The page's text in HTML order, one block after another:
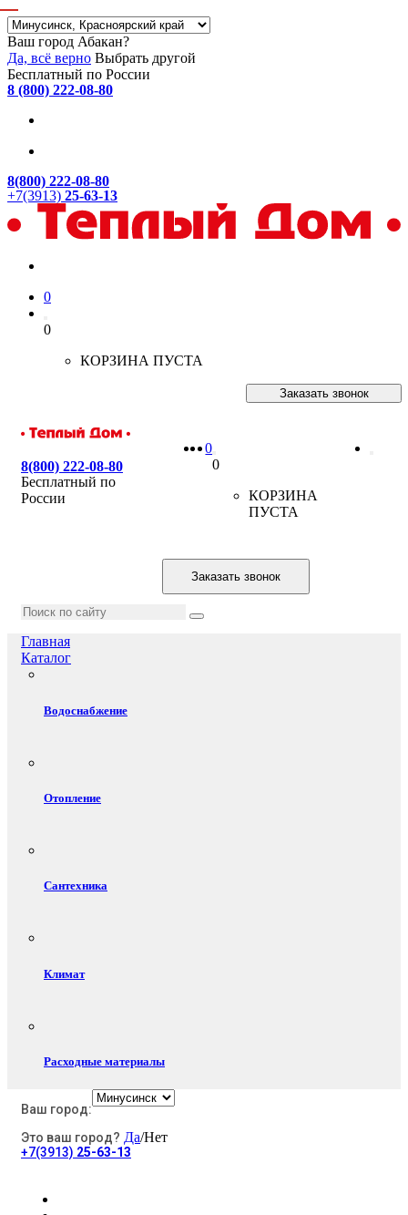
Ваш город Абакан?
Да, всё верно Выбрать другой
Бесплатный по России
8 (800) 222-08-80
8(800) 222-08-80
+7(3913) 25-63-13
0
0
КОРЗИНА ПУСТА
Заказать звонок
8(800) 222-08-80
Бесплатный по
России
0
0
КОРЗИНА
ПУСТА
Заказать звонок
Главная
Каталог
Водоснабжение
Отопление
Сантехника
Климат
Расходные материалы
Электротовары
Ваш город:
Это ваш город? Да/Нет
+7(3913) 25-63-13